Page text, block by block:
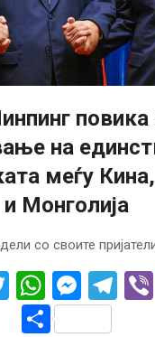
повика
на
меѓу
и Монголија
со своите
Twitter
Share